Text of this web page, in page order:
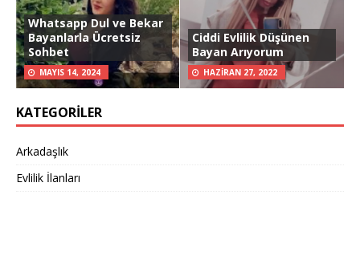
Whatsapp Dul ve Bekar
Bayanlarla Ücretsiz
Sohbet
MAYIS 14, 2024
Ciddi Evlilik Düşünen
Bayan Arıyorum
HAZIRAN 27, 2022
KATEGORILER
Arkadaşlık
Evlilik İlanları